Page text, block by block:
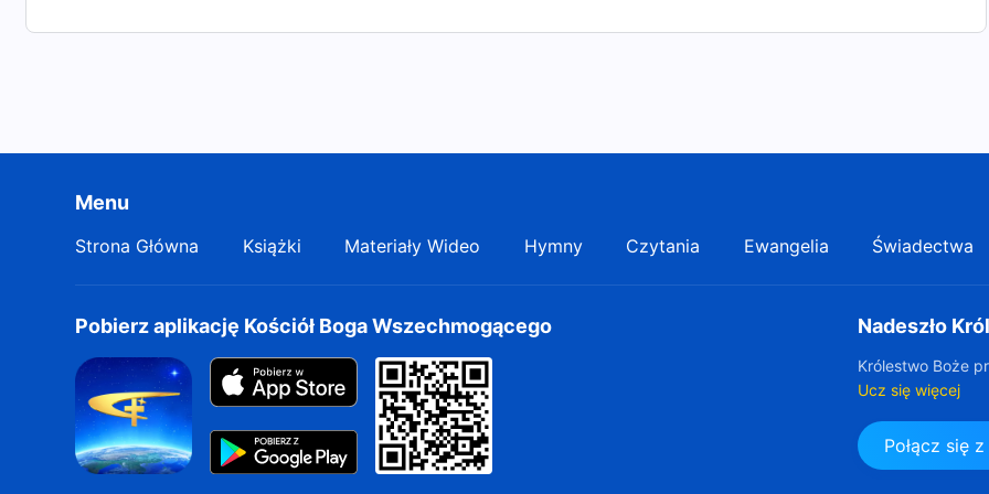
Menu
Strona Główna Książki Materiały Wideo Hymny Czytania Ewangelia Świadectwa
Pobierz aplikację Kościół Boga Wszechmogącego Nadeszło
Królestwo Boże
Ucz się więcej
Połącz się